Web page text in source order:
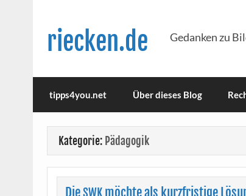
riecken.de Gedanken zu
tipps4you.net Über dieses Blog
Kategorie: Pädagogik
DieSWKmöchte als kurzfristige